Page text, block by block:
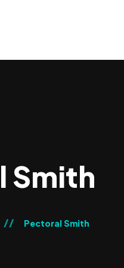
Smith
Pectoral Smith